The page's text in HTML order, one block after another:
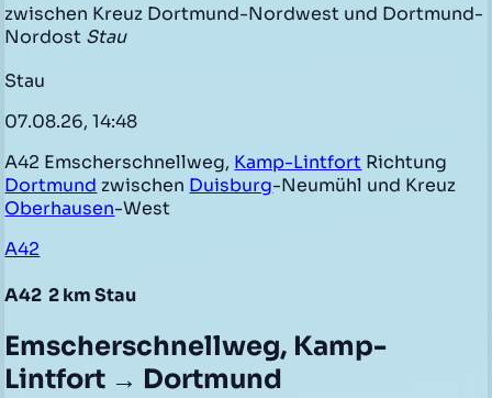
zwischen Kreuz Dortmund-Nordwest und Dortmund-
Nordost Stau
Stau
07.08.26, 14:48
A42 Emscherschnellweg, Kamp-Lintfort Richtung
Dortmund zwischen Duisburg-Neumühl und Kreuz
Oberhausen-West
A42
A42 2 km Stau
Emscherschnellweg, Kamp-
Lintfort → Dortmund